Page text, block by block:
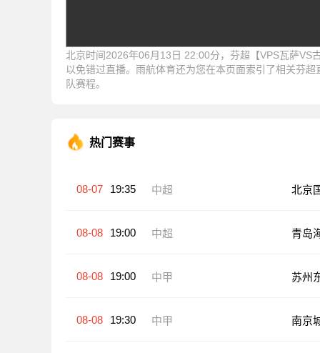
北京时间2026年06月13日 22:00分，芬超【VPS瓦萨VS
以免错过直播。雨航体育还为您在本页面索引了相关芬
队赛程。
热门赛事
08-07 19:35 中超 北京
08-08 19:00 中超 青岛
08-08 19:00 中甲 苏州
08-08 19:30 中甲 南京